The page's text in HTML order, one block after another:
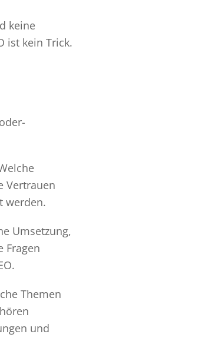
keine
ist kein Trick.
Vertrauen
werden.
Umsetzung,
Fragen
Themen
und